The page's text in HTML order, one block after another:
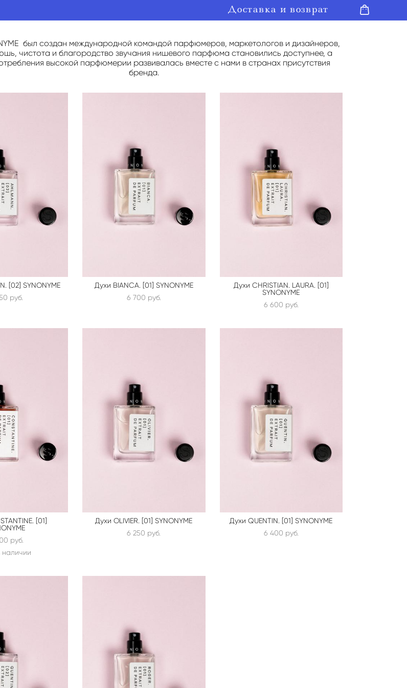
Доставка и возврат
Доставка и возврат
был создан международной командой парфюмеров, маркетологов и дизайнеров,
чистота и благородство звучания нишевого парфюма становились доступнее, а
высокой парфюмерии развивалась вместе с нами в странах присутствия
бренда.
[02] SYNONYME
pуб.
Духи BIANCA. [01] SYNONYME
6 700 pуб.
Духи CHRISTIAN. LAURA. [01]
SYNONYME
6 600 pуб.
[01]
pуб.
наличии
Духи OLIVIER. [01] SYNONYME
6 250 pуб.
Духи QUENTIN. [01] SYNONYME
6 400 pуб.